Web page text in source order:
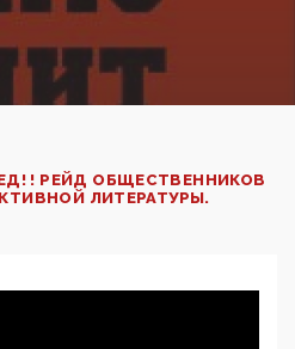
! РЕЙД ОБЩЕСТВЕННИКОВ
ЛИТЕРАТУРЫ.